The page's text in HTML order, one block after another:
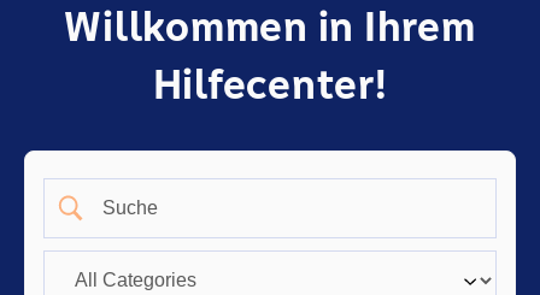
Willkommen in Ihrem
Hilfecenter!